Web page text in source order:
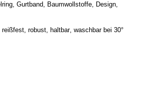
Gurtband, Baumwollstoffe, Design,
robust, haltbar, waschbar bei 30°